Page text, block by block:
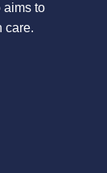
aims to
care.